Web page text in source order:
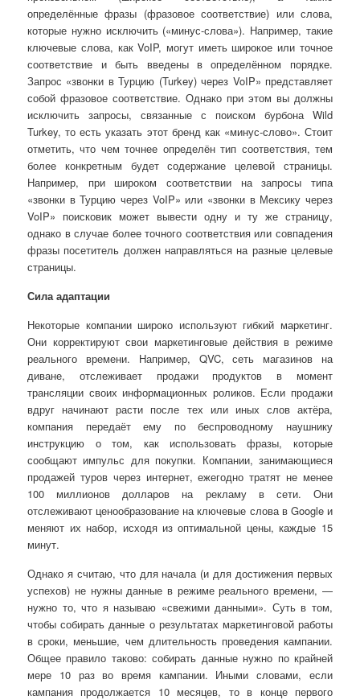
определённые фразы (фразовое соответствие) или слова,
которые нужно исключить («минус-слова»). Например, такие
ключевые слова, как VoIP, могут иметь широкое или точное
соответствие и быть введены в определённом порядке.
Запрос «звонки в Турцию (Turkey) через VoIP» представляет
собой фразовое соответствие. Однако при этом вы должны
исключить запросы, связанные с поиском бурбона Wild
Turkey, то есть указать этот бренд как «минус-слово». Стоит
отметить, что чем точнее определён тип соответствия, тем
более конкретным будет содержание целевой страницы.
Например, при широком соответствии на запросы типа
«звонки в Турцию через VoIP» или «звонки в Мексику через
VoIP» поисковик может вывести одну и ту же страницу,
однако в случае более точного соответствия или совпадения
фразы посетитель должен направляться на разные целевые
страницы.
Сила адаптации
Некоторые компании широко используют гибкий маркетинг.
Они корректируют свои маркетинговые действия в режиме
реального времени. Например, QVC, сеть магазинов на
диване, отслеживает продажи продуктов в момент
трансляции своих информационных роликов. Если продажи
вдруг начинают расти после тех или иных слов актёра,
компания передаёт ему по беспроводному наушнику
инструкцию о том, как использовать фразы, которые
сообщают импульс для покупки. Компании, занимающиеся
продажей туров через интернет, ежегодно тратят не менее
100 миллионов долларов на рекламу в сети. Они
отслеживают ценообразование на ключевые слова в Google и
меняют их набор, исходя из оптимальной цены, каждые 15
минут.
Однако я считаю, что для начала (и для достижения первых
успехов) не нужны данные в режиме реального времени, —
нужно то, что я называю «свежими данными». Суть в том,
чтобы собирать данные о результатах маркетинговой работы
в сроки, меньшие, чем длительность проведения кампании.
Общее правило таково: собирать данные нужно по крайней
мере 10 раз во время кампании. Иными словами, если
кампания продолжается 10 месяцев, то в конце первого